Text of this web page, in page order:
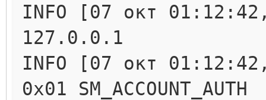
INFO [07 окт
127.0.0.1
INFO [07 окт
0x01 SM_ACCOUNT_AUTH